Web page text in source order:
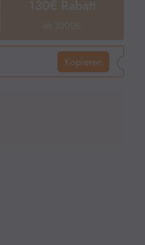
130€ Rabatt
ab 1000€
Kopieren